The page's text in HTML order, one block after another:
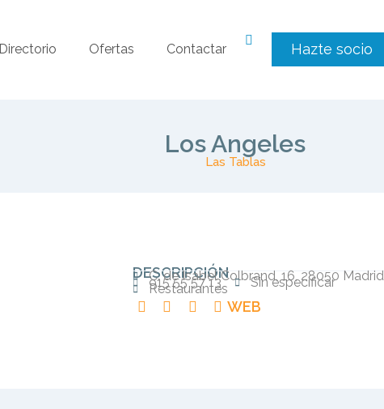
Directorio Ofertas Contactar Hazte socio
Los Angeles
Las Tablas
DESCRIPCIÓN
C. de Isabel Colbrand, 16, 28050 Madrid
915 55 57 13 Sin especificar
Restaurantes
WEB